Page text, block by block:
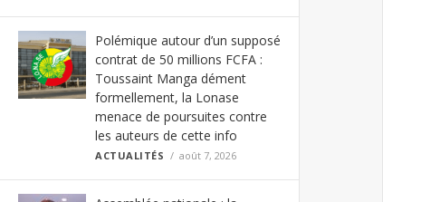
Polémique autour d’un supposé
contrat de 50 millions FCFA :
Toussaint Manga dément
formellement, la Lonase
menace de poursuites contre
les auteurs de cette info
ACTUALITÉS août 7, 2026